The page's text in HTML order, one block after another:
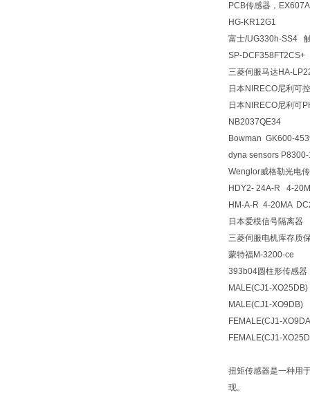
PCB传感器，
HG-KR12G1
富士/UG330h-SS4
SP-DCF358FT2CS+
三菱伺服马达HA-
日本NIRECO尼利可
日本NIRECO尼利可
NB2037QE34
Bowman GK600-
dyna sensors
Wenglor威格勒光电
HDY2- 24A-R 4-
HM-A-R 4-20MA
日本爱模信号隔离器
三菱伺服电机库存质
蒙特福M-3200-ce
393b04圆柱形传感器
MALE(CJ1-XO25DB)
MALE(CJ1-XO9DB)
FEMALE(CJ1-
FEMALE(CJ1-
扭矩传感器是一种用
现。